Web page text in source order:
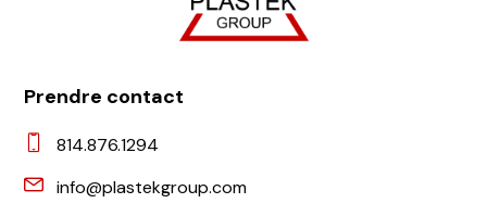
Prendre contact
814.876.1294
info@plastekgroup.com